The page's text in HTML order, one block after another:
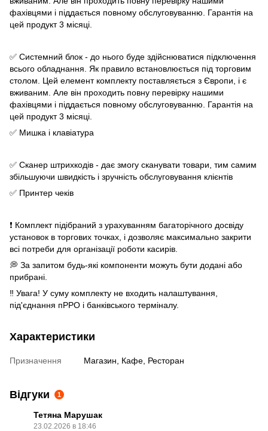
фахівцями і піддається повному обслуговуванню. Гарантія на
цей продукт 3 місяці.
✅ Системний блок - до нього буде здійснюватися підключення
всього обладнання. Як правило встановлюється під торговим
столом. Цей елемент комплекту поставляється з Європи, і є
вживаним. Але він проходить повну перевірку нашими
фахівцями і піддається повному обслуговуванню. Гарантія на
цей продукт 3 місяці.
✅ Мишка і клавіатура
✅ Сканер штрихкодів - дає змогу сканувати товари, тим самим
збільшуючи швидкість і зручність обслуговування клієнтів
✅ Принтер чеків
❗️ Комплект підібраний з урахуванням багаторічного досвіду
установок в торгових точках, і дозволяє максимально закрити
всі потреби для організації роботи касирів.
💭 За запитом будь-які компоненти можуть бути додані або
прибрані.
‼️ Увага! У суму комплекту не входить налаштування,
під'єднання пРРО і банківського терміналу.
Характеристики
Призначення Магазин, Кафе, Ресторан
Відгуки 1
Тетяна Марушак
23.02.2026 в 18:46